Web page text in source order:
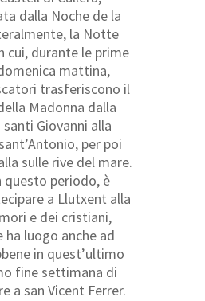
dalla Noche de la
la Notte
cui, durante le prime
mattina,
trasferiscono il
Madonna dalla
santi Giovanni alla
per poi
sulle rive del mare.
questo periodo, è
a Llutxent alla
e dei cristiani,
ha luogo anche ad
in quest’ultimo
fine settimana di
a san Vicent Ferrer.